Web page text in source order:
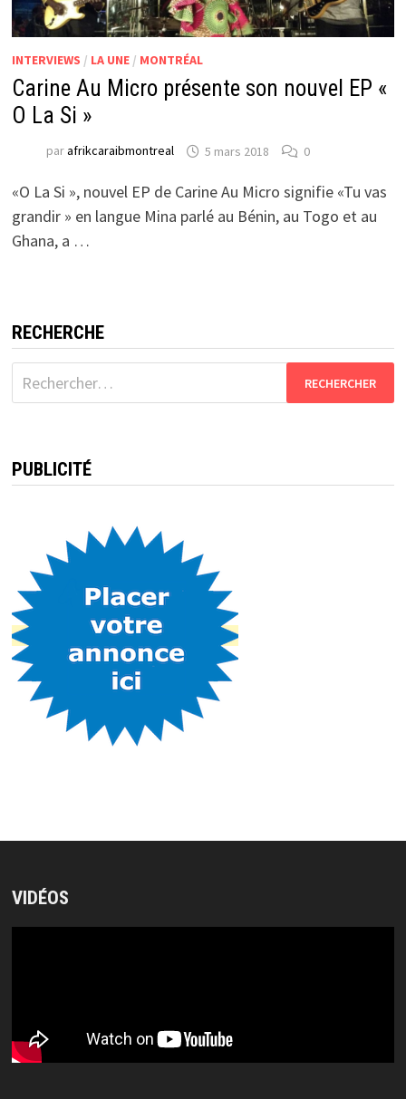
INTERVIEWS / LA UNE/ MONTRÉAL
Carine Au Micro présente son nouvel EP «
O La Si »
parafrikcaraibmontreal 5 mars 2018 0
«O La Si », nouvel EP de Carine Au Micro signifie «Tu vas
grandir » en langue Mina parlé au Bénin, au Togo et au
Ghana, a …
RECHERCHE
Rechercher :
PUBLICITÉ
VIDÉOS